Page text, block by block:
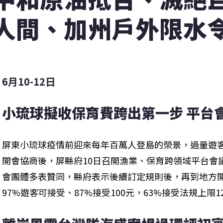
間、加州戶外限水
6月10-12日
小琉球擬收保育費跨出第一步 平台
屏東小琉球疫情前迎來每年百萬人登島的榮景，過量遊
開會協商後，屏縣府10日召開漁業、保育跨領域平台
會團體多表贊同，縣府表示後續訂定規則後，再到地方
97%遊客可接受、87%接受100元，63%接受法規上限